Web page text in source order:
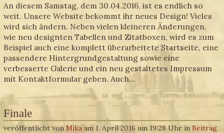
An diesem Samstag, dem 30.04.2016, ist es endlich so
weit. Unsere Website bekommt ihr neues Design! Vieles
wird sich ändern. Neben vielen kleineren Änderungen,
wie neu designten Tabellen und Zitatboxen, wird es zum
Beispiel auch eine komplett überarbeitete Startseite, eine
passendere Hintergrundgestaltung sowie eine
verbesserte Galerie und ein neu gestaltetes Impressum
mit Kontaktformular geben. Auch…
Finale
veröffentlicht vonMika am 1. April 2016 um 19:28 Uhr inBeitrag